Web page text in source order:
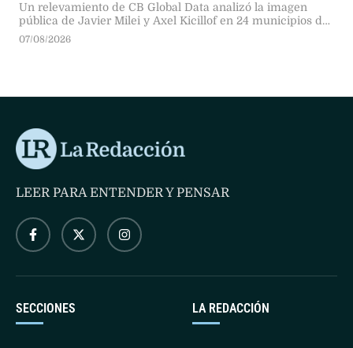
Un relevamiento de CB Global Data analizó la imagen
pública de Javier Milei y Axel Kicillof en 24 municipios del
Gran Buenos Aires. El gobernador bonaerense se impuso
07/08/2026
LA REDACCIÓN
SECCIONES
LEER PARA ENTENDER Y PENSAR